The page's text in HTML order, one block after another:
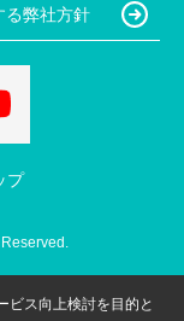
る弊社方針
プ
ビス向上検討を目的と